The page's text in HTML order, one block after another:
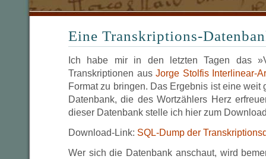
Eine Transkriptions-
Ich habe mir in den letzten Tagen das
Transkriptionen aus Jorge Stolfis Interlinear-
Format zu bringen. Das Ergebnis ist eine weit
Datenbank, die des Wortzählers Herz
dieser Datenbank stelle ich hier zum
Download-Link: SQL-Dump der
Wer sich die Datenbank anschaut, wird